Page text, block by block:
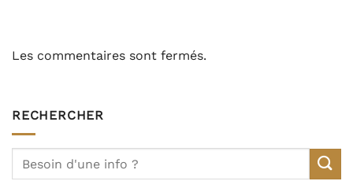
Les commentaires sont fermés.
RECHERCHER